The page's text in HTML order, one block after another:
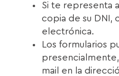
Si te representa
copia de su DNI,
electrónica.
Los formularios
mail en la